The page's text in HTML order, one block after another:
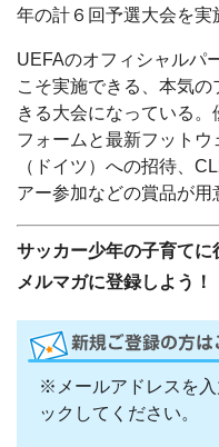
年の計６回予選大会を実
UEFAのオフィシャルパ
こそ実施できる、本気
きる大会になっている
フォームと最新フット
（ドイツ）への招待、
アー参加などの賞品が用
サッカー少年の子育てに
メルマガに登録しよう！
※メールアドレスを入
ックしてください。